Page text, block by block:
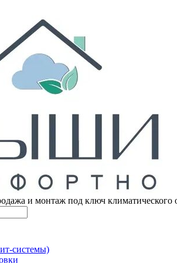
и монтаж под ключ климатического
системы)